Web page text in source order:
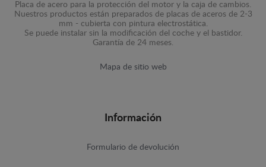
Placa de acero para la protección del motor y la caja de cambios.
Nuestros productos están preparados de placas de aceros de 2-3
mm - cubierta con pintura electrostática.
Se puede instalar sin la modificación del coche y el bastidor.
Garantía de 24 meses.
Mapa de sitio web
Información
Formulario de devolución